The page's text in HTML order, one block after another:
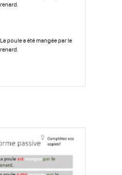
renard.
La poule a été mangée par le
renard.